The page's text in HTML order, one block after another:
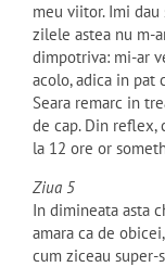
meu viitor. Imi
zilele astea nu m-
dimpotriva: mi-ar
acolo, adica in pat
Seara remarc in
de cap. Din reflex,
la 12 ore or
Ziua 5
In dimineata asta
amara ca de
cum ziceau